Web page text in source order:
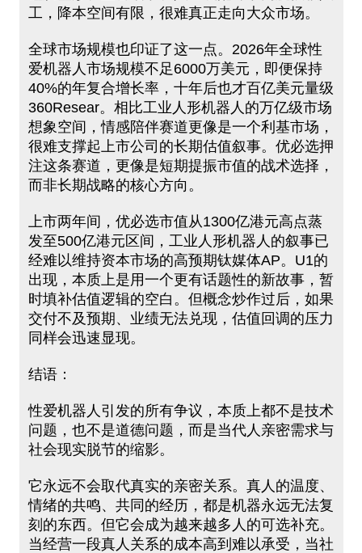
工，降本空间有限，很难真正走向大众市场。
全球市场规模也印证了这一点。2026年全球性
爱机器人市场规模不足6000万美元，即便保持
40%的年复合增长率，十年后也才百亿美元量级
360Resear。相比工业人形机器人的万亿级市场
想象空间，情感陪伴赛道更像是一个利基市场，
很难支撑起上市公司的长期估值叙事。优必选押
注这条赛道，更像是短期提振市值的战术选择，
而非长期战略的核心方向。
上市两年间，优必选市值从1300亿港元高点蒸
发至500亿港元区间，工业人形机器人的叙事已
经难以维持资本市场的高预期钛媒体AP。U1的
出现，本质上是用一个更有话题性的新故事，暂
时填补估值逻辑的空白。但概念炒作过后，如果
交付不及预期、业绩无法兑现，估值回调的压力
同样会迅速显现。
结语：
性爱机器人引发的所有争议，本质上都不是技术
问题，也不是道德问题，而是当代人亲密需求与
社会现实脱节的缩影。
它永远不会取代真实的亲密关系。真人的温度、
情绪的共鸣、共同的经历，都是机器永远无法复
刻的东西。但它会成为越来越多人的可选补充。
当经营一段真人关系的成本高到难以承受，当社